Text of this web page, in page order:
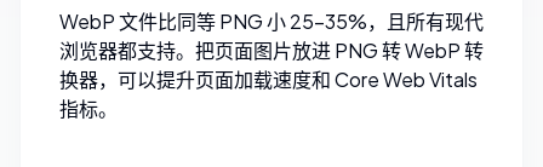
WebP 文件比同等 PNG 小 25–35%，且所有现代
浏览器都支持。把页面图片放进PNG 转 WebP 转
换器，可以提升页面加载速度和 Core Web Vitals
指标。